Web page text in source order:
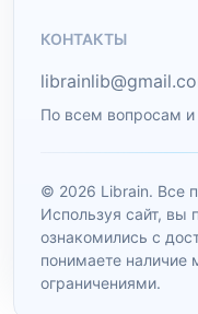
КОНТАКТЫ
По всем вопросам
© 2026 Librain. Все
Используя сайт, вы
ознакомились с
понимаете наличие
ограничениями.